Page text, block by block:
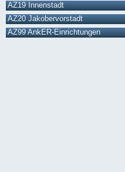
AZ19 Innenstadt
AZ20 Jakobervorstadt
AZ99 AnkER-Einrichtungen